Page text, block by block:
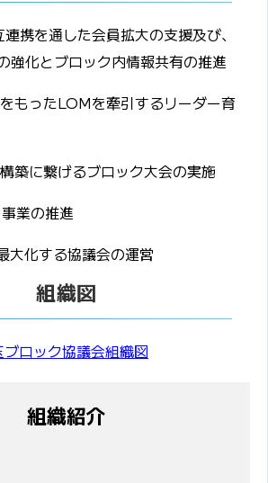
携を通した会員拡大の支援及び、
強化とブロック内情報共有の推進
もったLOMを牽引するリーダー育
築に繋げるブロック大会の実施
業の推進
大化する協議会の運営
組織図
ロック協議会組織図
組織紹介